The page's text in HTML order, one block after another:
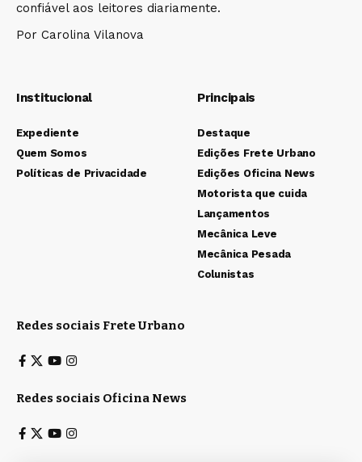
confiável aos leitores diariamente.
Por Carolina Vilanova
Institucional
Expediente
Quem Somos
Políticas de Privacidade
Principais
Destaque
Edições Frete Urbano
Edições Oficina News
Motorista que cuida
Lançamentos
Mecânica Leve
Mecânica Pesada
Colunistas
Redes sociais Frete Urbano
Redes sociais Oficina News